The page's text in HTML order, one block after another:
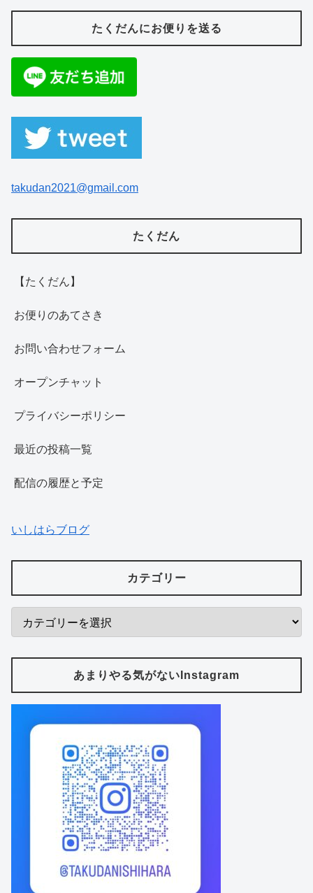
たくだんにお便りを送る
takudan2021@gmail.com
たくだん
【たくだん】
お便りのあてさき
お問い合わせフォーム
オープンチャット
プライバシーポリシー
最近の投稿一覧
配信の履歴と予定
いしはらブログ
カテゴリー
あまりやる気がないInstagram